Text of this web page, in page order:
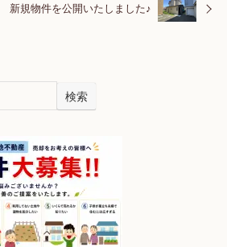
新規物件を公開いたしました♪
検索